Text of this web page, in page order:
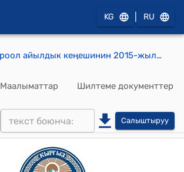
KG RU
Кароол айылдык кеңешинин 2015-жылдын 17-мартындагы № 130 "Кароол айыл өкмөтү «Өзгөн аймактык Таза Суу» мунуципиалдык ишканасына уюштуруучу катары кирүү жөнүндө" токтому
Маалыматтар Шилтеме документтер
Салыштыруу